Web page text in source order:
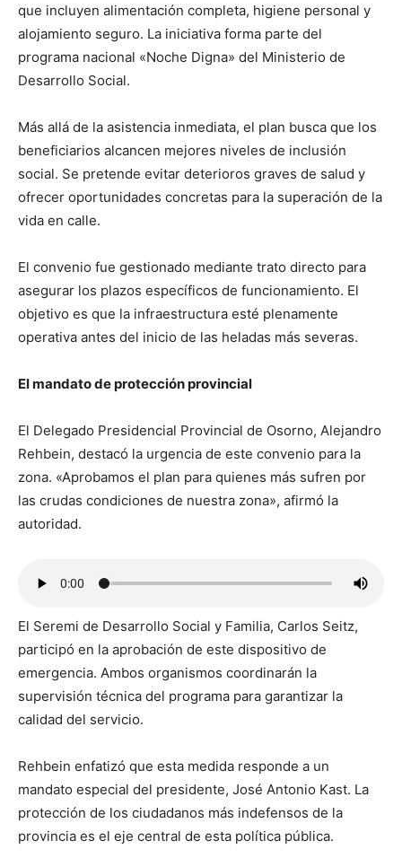
que incluyen alimentación completa, higiene personal y
alojamiento seguro. La iniciativa forma parte del
programa nacional «Noche Digna» del Ministerio de
Desarrollo Social.
Más allá de la asistencia inmediata, el plan busca que los
beneficiarios alcancen mejores niveles de inclusión
social. Se pretende evitar deterioros graves de salud y
ofrecer oportunidades concretas para la superación de la
vida en calle.
El convenio fue gestionado mediante trato directo para
asegurar los plazos específicos de funcionamiento. El
objetivo es que la infraestructura esté plenamente
operativa antes del inicio de las heladas más severas.
El mandato de protección provincial
El Delegado Presidencial Provincial de Osorno, Alejandro
Rehbein, destacó la urgencia de este convenio para la
zona. «Aprobamos el plan para quienes más sufren por
las crudas condiciones de nuestra zona», afirmó la
autoridad.
El Seremi de Desarrollo Social y Familia, Carlos Seitz,
participó en la aprobación de este dispositivo de
emergencia. Ambos organismos coordinarán la
supervisión técnica del programa para garantizar la
calidad del servicio.
Rehbein enfatizó que esta medida responde a un
mandato especial del presidente, José Antonio Kast. La
protección de los ciudadanos más indefensos de la
provincia es el eje central de esta política pública.